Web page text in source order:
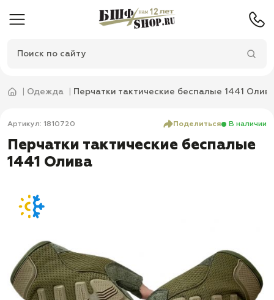
Одежда Перчатки тактические беспалые 1441
Артикул: 1810720 Поделиться В наличии
Перчатки тактические беспалые
1441 Олива